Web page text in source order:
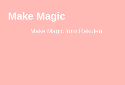
Make Magic
Make Magic from Rakuten